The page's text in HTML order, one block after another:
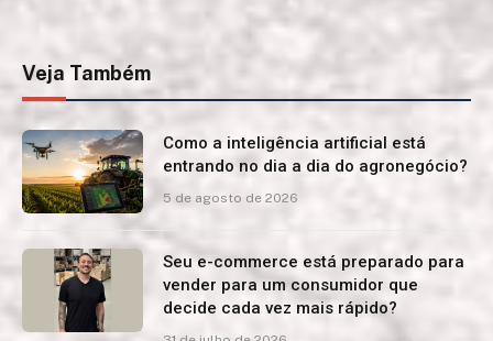
Veja Também
Como a inteligência artificial está
entrando no dia a dia do agronegócio?
5 de agosto de 2026
Seu e-commerce está preparado para
vender para um consumidor que
decide cada vez mais rápido?